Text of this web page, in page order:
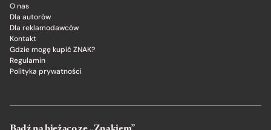
O nas
Dla autorów
Dla reklamodawców
Kontakt
Gdzie mogę kupić ZNAK?
Regulamin
Polityka prywatności